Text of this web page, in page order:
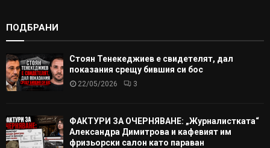
ПОДБРАНИ
Стоян Тенекеджиев е свидетелят, дал
показания срещу бившия си бос
22/05/2026 3
ФАКТУРИ ЗА ОЧЕРНЯВАНЕ: „Журналистката“
Александра Димитрова и кафевият им
фризьорски салон като параван